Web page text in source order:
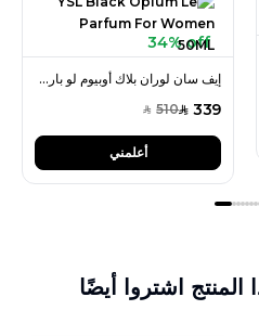
34% off
إيف سان لوران بلاك أوبيوم لو بارفان 50 مل للنساء
SAR 339
SAR 510
أعلمني
المنتج اشتروا أيضًا